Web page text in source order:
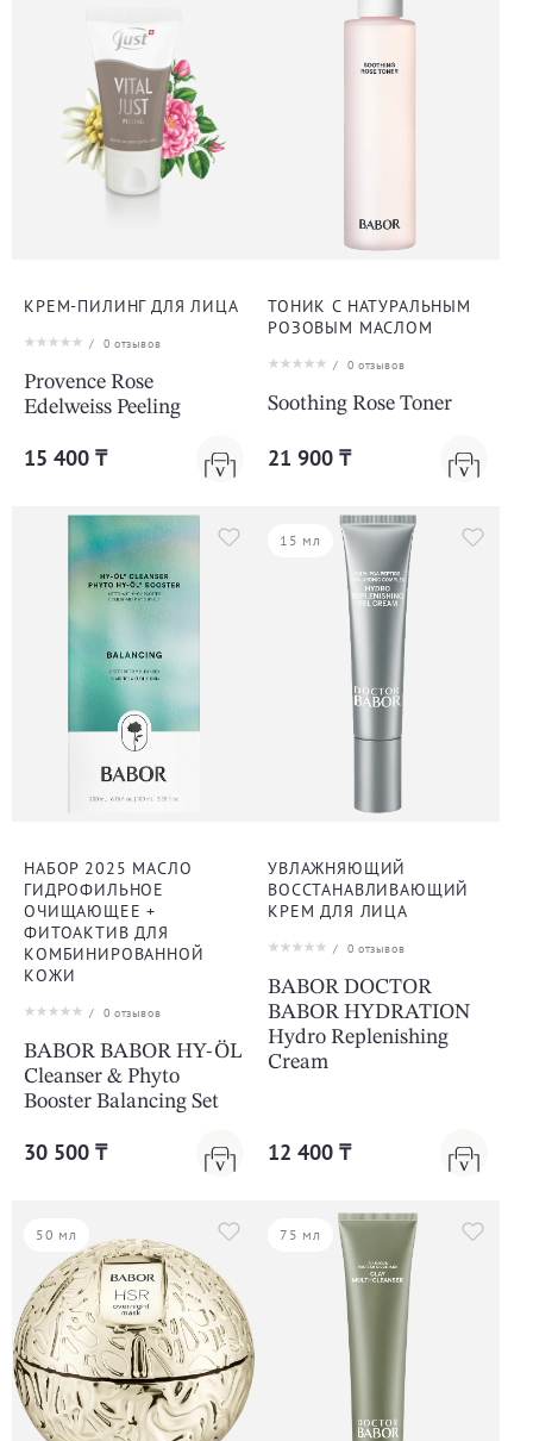
КРЕМ-ПИЛИНГ ДЛЯ ЛИЦА
/ 0 отзывов
Provence Rose
Edelweiss Peeling
15 400 ₸
ТОНИК С НАТУРАЛЬНЫМ
РОЗОВЫМ МАСЛОМ
/ 0 отзывов
Soothing Rose Toner
21 900 ₸
НАБОР 2025 МАСЛО
ГИДРОФИЛЬНОЕ
ОЧИЩАЮЩЕЕ +
ФИТОАКТИВ ДЛЯ
КОМБИНИРОВАННОЙ
КОЖИ
/ 0 отзывов
BABOR BABOR HY-ÖL
Cleanser & Phyto
Booster Balancing Set
30 500 ₸
15 мл
УВЛАЖНЯЮЩИЙ
ВОССТАНАВЛИВАЮЩИЙ
КРЕМ ДЛЯ ЛИЦА
/ 0 отзывов
BABOR DOCTOR
BABOR HYDRATION
Hydro Replenishing
Cream
12 400 ₸
50 мл 75 мл